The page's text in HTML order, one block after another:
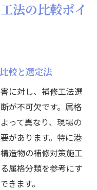
法の比較ポイ
較と選定法
に対し、補修工法選
が不可欠です。属格
って異なり、現場の
があります。特に港
造物の補修対策施工
属格分類を参考にす
きます。